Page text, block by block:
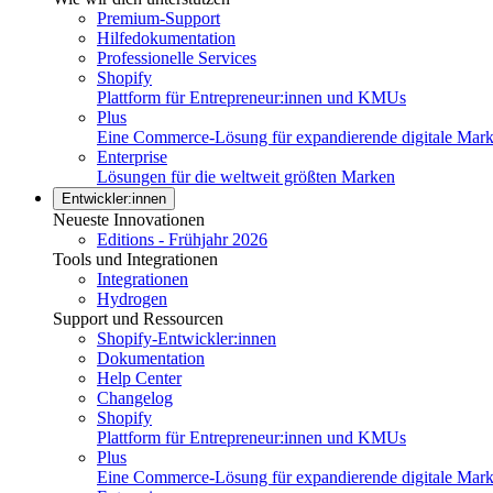
Premium-Support
Hilfedokumentation
Professionelle Services
Shopify
Plattform für Entrepreneur:innen und KMUs
Plus
Eine Commerce-Lösung für expandierende digitale
Enterprise
Lösungen für die weltweit größten Marken
Entwickler:innen
Neueste Innovationen
Editions - Frühjahr 2026
Tools und Integrationen
Integrationen
Hydrogen
Support und Ressourcen
Shopify-Entwickler:innen
Dokumentation
Help Center
Changelog
Shopify
Plattform für Entrepreneur:innen und KMUs
Plus
Eine Commerce-Lösung für expandierende digitale